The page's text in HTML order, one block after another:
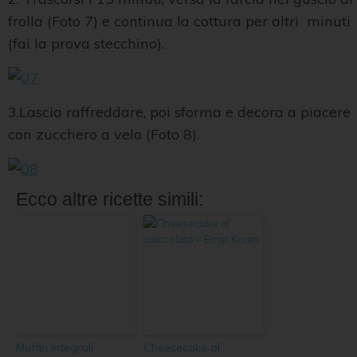
frolla (Foto 7) e continua la cottura per altri minuti
(fai la prova stecchino).
3.Lascia raffreddare, poi sforma e decora a piacere
con zucchero a velo (Foto 8).
Ecco altre ricette simili:
Muffin integrali Cheesecake al